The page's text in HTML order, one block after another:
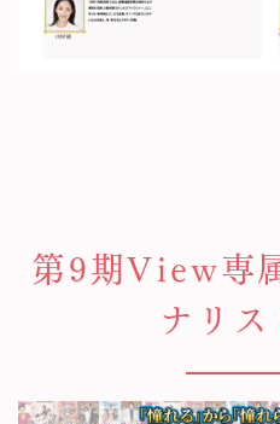
第9期View専
ナリス